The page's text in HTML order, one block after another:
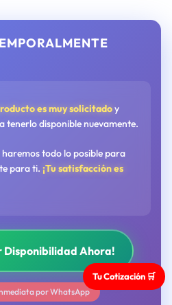
es muy solicitadoy
tenerlo disponible nuevamente.
haremos todo lo posible para
para ti. ¡Tu satisfacción es
Disponibilidad Ahora!
por WhatsApp
Tu Cotización 🛒